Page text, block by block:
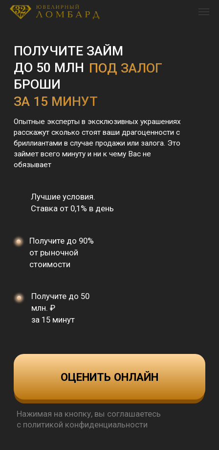
Получите до 50
Лучшие условия.
Ставка от 0,1% в день
Опытные эксперты в эксклюзивных украшениях
бриллиантами в случае продажи или залога. Это
обязывает
Нажимая на кнопку, вы соглашаетесь
с политикой конфиденциальности
ОЦЕНИТЬ ОНЛАЙН
ДО 50 МЛН ПОД ЗАЛОГ
ЗА 15 МИНУТ